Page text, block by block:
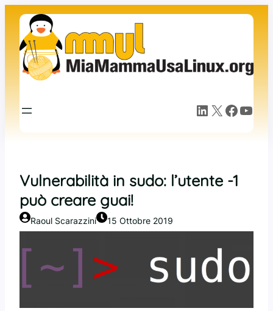
contenuto
LinkedIn X Facebook YouTube
Vulnerabilità in sudo: l’utente -1
può creare guai!
Raoul Scarazzini 15 Ottobre 2019